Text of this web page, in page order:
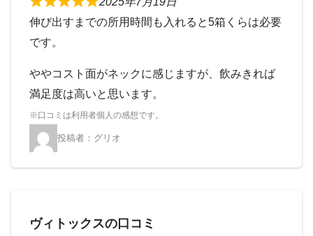
伸び出すまでの所用時間も入れると5箱くらは必要
です。
ややコスト面がネックに感じますが、飲みきれば
満足度は高いと思います。
グリオ
ヴィトックスの口コミ